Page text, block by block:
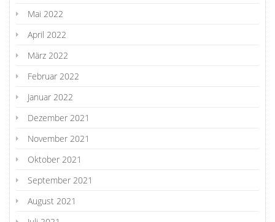
Mai 2022
April 2022
März 2022
Februar 2022
Januar 2022
Dezember 2021
November 2021
Oktober 2021
September 2021
August 2021